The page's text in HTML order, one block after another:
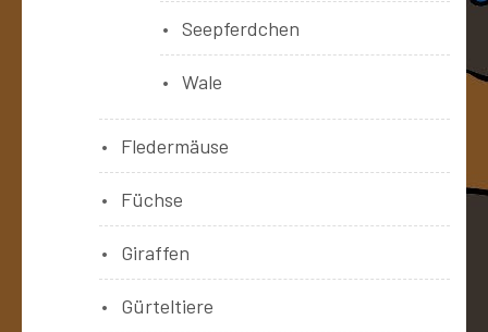
Seepferdchen
Wale
Fledermäuse
Füchse
Giraffen
Gürteltiere